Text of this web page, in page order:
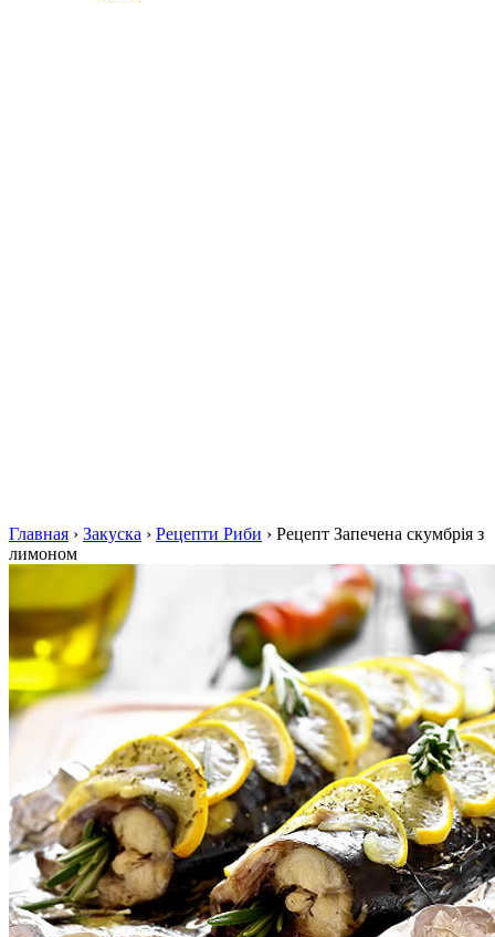
Главная › Закуска › Рецепти Риби › Рецепт Запечена скумбрія з
лимоном